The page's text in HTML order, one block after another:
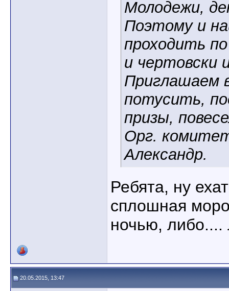
Молодежи,
Поэтому и
проходить
и чертовски
Приглашаем
потусить,
призы,
Орг.
Александр.
Ребята, ну
сплошная
ночью,
20.05.2015, 13:47